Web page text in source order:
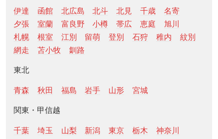
伊達 函館 北広島 北斗 北見 千歳
名寄
夕張
室蘭 富良野 小樽 帯広 恵庭
旭川
札幌
根室 江別 留萌 登別 石狩 稚内
紋別
網走
苫小牧 釧路
東北
青森 秋田 福島 岩手 山形 宮城
関東・甲信越
千葉 埼玉 山梨 新潟 東京 栃木
神奈川